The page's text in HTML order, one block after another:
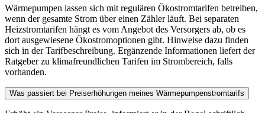
Wärmepumpen lassen sich mit regulären Ökostromtarifen betreiben,
wenn der gesamte Strom über einen Zähler läuft. Bei separaten
Heizstromtarifen hängt es vom Angebot des Versorgers ab, ob es
dort ausgewiesene Ökostromoptionen gibt. Hinweise dazu finden
sich in der Tarifbeschreibung. Ergänzende Informationen liefert der
Ratgeber zu klimafreundlichen Tarifen im Strombereich, falls
vorhanden.
Was passiert bei Preiserhöhungen meines Wärmepumpenstromtarifs